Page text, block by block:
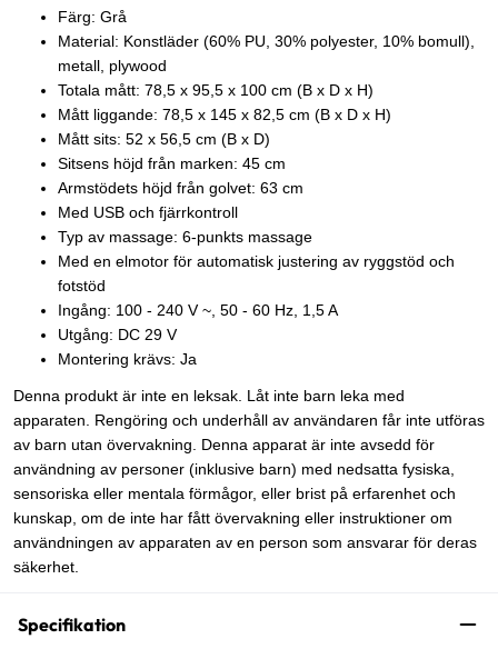
Färg: Grå
Material: Konstläder (60% PU, 30% polyester, 10% bomull),
metall, plywood
Totala mått: 78,5 x 95,5 x 100 cm (B x D x H)
Mått liggande: 78,5 x 145 x 82,5 cm (B x D x H)
Mått sits: 52 x 56,5 cm (B x D)
Sitsens höjd från marken: 45 cm
Armstödets höjd från golvet: 63 cm
Med USB och fjärrkontroll
Typ av massage: 6-punkts massage
Med en elmotor för automatisk justering av ryggstöd och
fotstöd
Ingång: 100 - 240 V ~, 50 - 60 Hz, 1,5 A
Utgång: DC 29 V
Montering krävs: Ja
Denna produkt är inte en leksak. Låt inte barn leka med
apparaten. Rengöring och underhåll av användaren får inte utföras
av barn utan övervakning. Denna apparat är inte avsedd för
användning av personer (inklusive barn) med nedsatta fysiska,
sensoriska eller mentala förmågor, eller brist på erfarenhet och
kunskap, om de inte har fått övervakning eller instruktioner om
användningen av apparaten av en person som ansvarar för deras
säkerhet.
Specifikation